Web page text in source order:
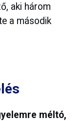
aki három
a második
méltó,